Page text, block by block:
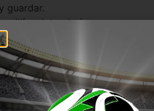
guardar.
sillín y laterales).
y uso diario.